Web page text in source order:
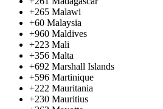
+265 Malawi
+60 Malaysia
+960 Maldives
+223 Mali
+356 Malta
+692 Marshall Islands
+596 Martinique
+222 Mauritania
+230 Mauritius